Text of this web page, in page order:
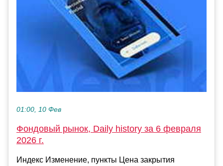
01:00, 10 Фев
Фондовый рынок, Daily history за 6 февраля
2026 г.
Индекс Изменение, пункты Цена закрытия